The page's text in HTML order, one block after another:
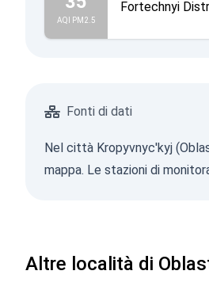
AQI PM2.5
Fortechnyi
Fonti di dati
Nel città Kropyvnyc'kyj
mappa. Le stazioni di
Altre località di